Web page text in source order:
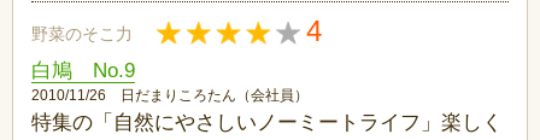
野菜のそこ力 4
白鳩 No.9
2010/11/26 日だまりころたん（会社員）
特集の「自然にやさしいノーミートライフ」楽しく